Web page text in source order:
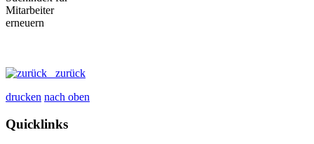
zurück
drucken nach oben
Quicklinks